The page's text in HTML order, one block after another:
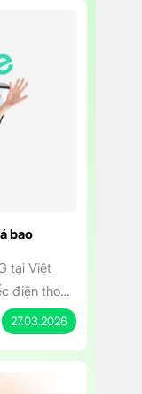
bao
tại Việt
điện thoại
mẽ và
chỉ từ
27.03.2026